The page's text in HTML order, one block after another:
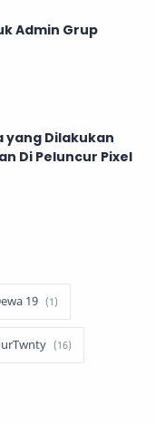
Admin Grup
yang Dilakukan
Di Peluncur Pixel
19